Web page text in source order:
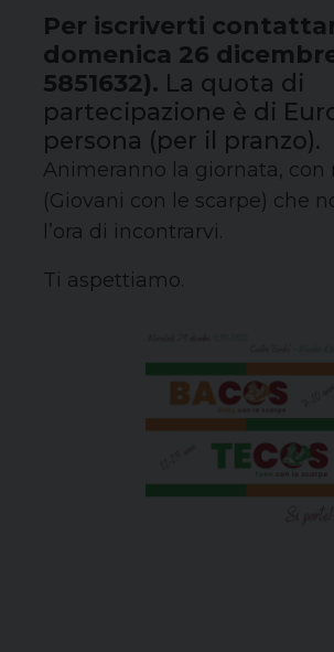
Per iscriverti
domenica 26
5851632). La quota di
partecipazione è di
persona (per il pranzo).
Animeranno la giornata, con
(Giovani con le scarpe) che
l’ora di incontrarvi.
Ti aspettiamo.